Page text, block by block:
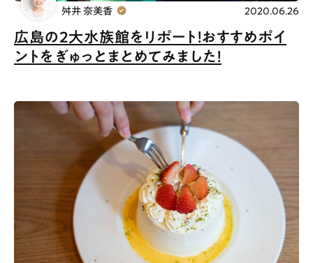
広島の2大水族館をリポート！おすすめポイ
ントをぎゅっとまとめてみました！
舛井 奈美香 2020.06.26